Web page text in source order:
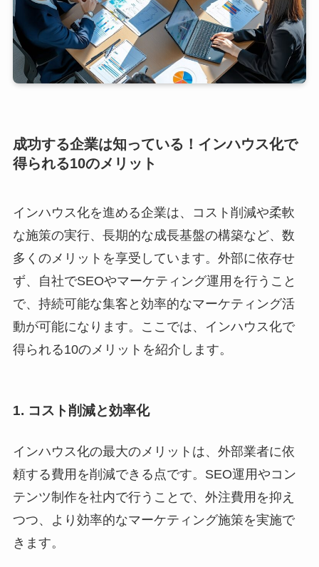
成功する企業は知っている！インハウス化で
得られる10のメリット
インハウス化を進める企業は、コスト削減や柔軟
な施策の実行、長期的な成長基盤の構築など、数
多くのメリットを享受しています。外部に依存せ
ず、自社でSEOやマーケティング運用を行うこと
で、持続可能な集客と効率的なマーケティング活
動が可能になります。ここでは、インハウス化で
得られる10のメリットを紹介します。
1. コスト削減と効率化
インハウス化の最大のメリットは、外部業者に依
頼する費用を削減できる点です。SEO運用やコン
テンツ制作を社内で行うことで、外注費用を抑え
つつ、より効率的なマーケティング施策を実施で
きます。